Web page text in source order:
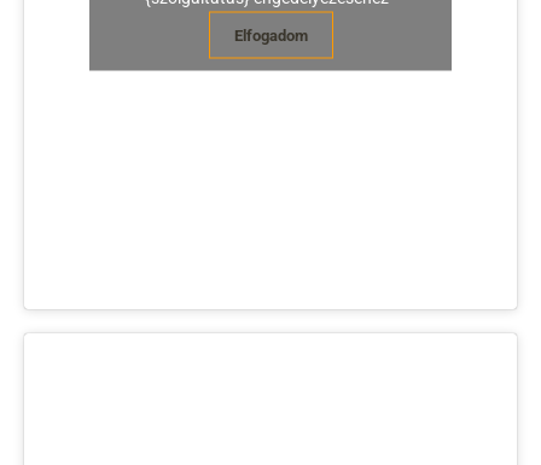
Elfogadom